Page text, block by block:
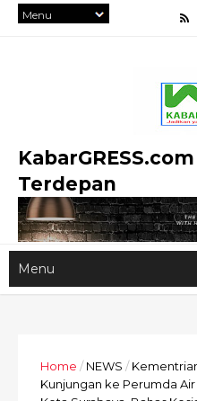
Terdepan
Home / NEWS /
Kunjungan ke Perumda